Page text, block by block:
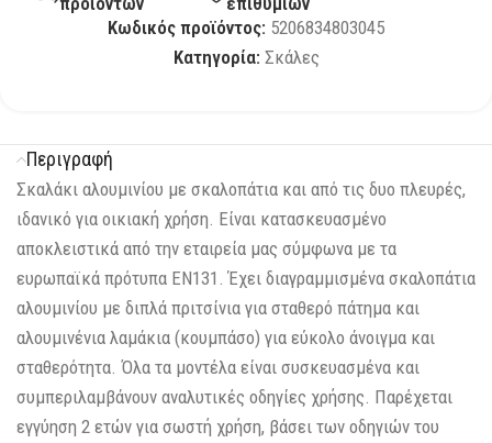
Κωδικός προϊόντος: 5206834803045
Κατηγορία: Σκάλες
Περιγραφή
Σκαλάκι αλουμινίου με σκαλοπάτια και από τις δυο πλευρές,
ιδανικό για οικιακή χρήση. Είναι κατασκευασμένο
αποκλειστικά από την εταιρεία μας σύμφωνα με τα
ευρωπαϊκά πρότυπα ΕΝ131. Έχει διαγραμμισμένα σκαλοπάτια
αλουμινίου με διπλά πριτσίνια για σταθερό πάτημα και
αλουμινένια λαμάκια (κουμπάσο) για εύκολο άνοιγμα και
σταθερότητα. Όλα τα μοντέλα είναι συσκευασμένα και
συμπεριλαμβάνουν αναλυτικές οδηγίες χρήσης. Παρέχεται
εγγύηση 2 ετών για σωστή χρήση, βάσει των οδηγιών του